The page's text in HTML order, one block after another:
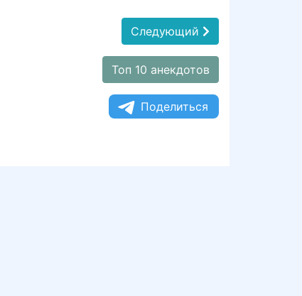
Следующий
Топ 10 анекдотов
Поделиться